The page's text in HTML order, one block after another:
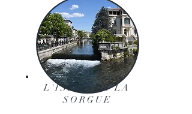
L'ISLE SUR LA
SORGUE